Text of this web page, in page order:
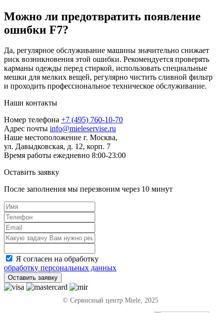
Можно ли предотвратить появление
ошибки F7?
Да, регулярное обслуживание машины значительно снижает
риск возникновения этой ошибки. Рекомендуется проверять
карманы одежды перед стиркой, использовать специальные
мешки для мелких вещей, регулярно чистить сливной фильтр
и проходить профессиональное техническое обслуживание.
Наши контакты
Номер телефона +7 (495) 760-10-70
Адрес почты info@mieleservise.ru
Наше местоположение г. Москва,
ул. Давыдковская, д. 12, корп. 7
Время работы eжедневно 8:00-23:00
Оставить заявку
После заполнения мы перезвоним через 10 минут
Я согласен на обработку
обработку персональных данных
Оставить заявку
© Сервисный центр Miele, 2025